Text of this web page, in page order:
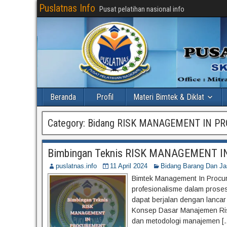
Puslatnas Info Pusat pelatihan nasional info
Beranda Profil Materi Bimtek & Diklat
Category: Bidang RISK MANAGEMENT IN
Bimbingan Teknis RISK MANAGEMENT
puslatnas.info 11 April 2024 Bidang Barang Dan
Bimtek Management In
profesionalisme dalam
dapat berjalan dengan
Konsep Dasar Manajemen
dan metodologi manajemen